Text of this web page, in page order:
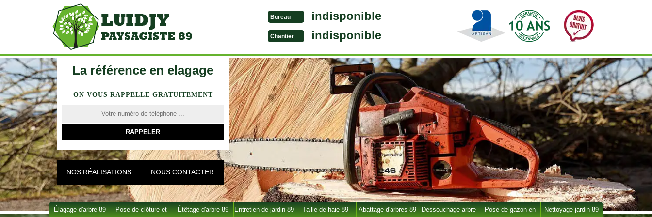
Bureau indisponible
Chantier indisponible
La référence en elagage
ON VOUS RAPPELLE GRATUITEMENT
NOS RÉALISATIONS NOUS CONTACTER
Élagage d'arbre 89
Pose de clôture et
Étêtage d'arbre 89
Entretien de jardin 89 Taille de haie 89 Abattage d'arbres 89
Dessouchage arbre
Pose de gazon en
Nettoyage jardin 89